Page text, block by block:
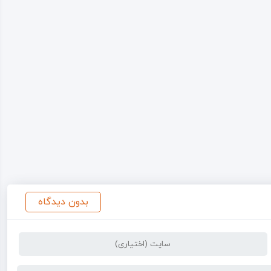
بدون دیدگاه